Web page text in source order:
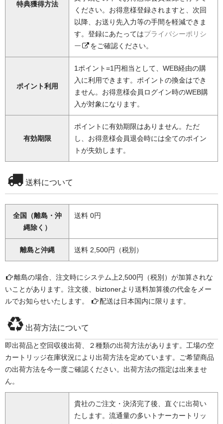
特典獲得方法
ください。お得意様登録されますと、次回
以降、お送り先入力等の手間を軽減できま
す。登録にあたってはプライバシーポリシ
ー
をご確認ください。
ポイント利用
1ポイント=1円相当として、WEB経由の購
入に利用できます。ポイントの換金はでき
ません。お得意様会員ログイン時のWEB購
入が対象になります。
有効期限
ポイントに有効期限はありません。ただ
し、お得意様会員退会時には全てのポイン
トが失効します。
送料について
全国（離島・沖
縄除く）
送料 0円
離島と沖縄 送料 2,500円（税別）
離島の場合、注文時にシステム上2,500円（税別）が加算されな
いことがあります。注文後、biztonerより送料加算後の代金をメー
ルでお知らせいたします。
配送は日本国内に限ります。
出荷方法について
即出荷品と空回収後出荷、２種類の出荷方法があります。工場の空
カートリッジ在庫状況により出荷方法を定めています。ご希望商品
の出荷方法を今一度ご確認ください。出荷方法の指定は出来ませ
ん。
貴社のご注文・決済完了後、直ぐに出荷い
たします。流通量の多いトナーカートリッ